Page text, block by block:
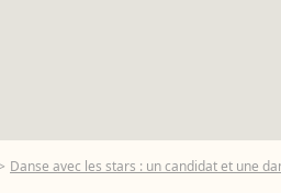
Danse avec les stars : un candidat et une